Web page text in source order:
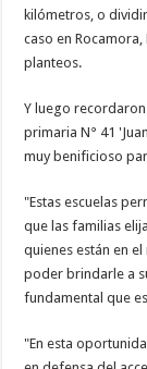
kilómetros, o
caso en
planteos.
Y luego
primaria N° 41
muy benificioso
"Estas escuelas
que las familias
quienes están en
poder brindarle a
fundamental que
"En esta